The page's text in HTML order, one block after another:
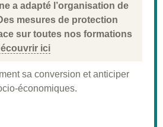
a adapté l’organisation de
mesures de protection
sur toutes nos formations
ici
sa conversion et anticiper
économiques.